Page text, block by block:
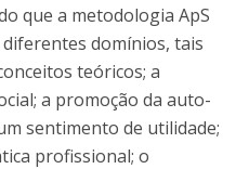
que a metodologia ApS
domínios, tais
teóricos; a
a promoção da auto-
sentimento de utilidade;
profissional; o